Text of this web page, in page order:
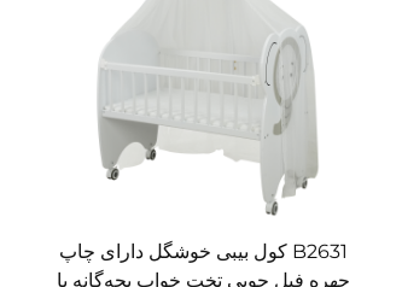
B2631 کول بیبی خوشگل دارای چاپ
چهره فیل چوبی تخت خواب بچه‌گانه با